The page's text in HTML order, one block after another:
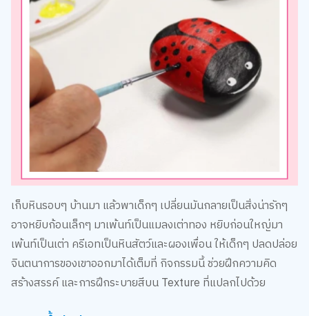
เก็บหินรอบๆ บ้านมา แล้วพาเด็กๆ เปลี่ยนมันกลายเป็นสิ่งน่ารักๆ
อาจหยิบก้อนเล็กๆ มาเพ้นท์เป็นแมลงเต่าทอง หยิบก่อนใหญ่มา
เพ้นท์เป็นเต่า ครีเอทเป็นหินสัตว์และผองเพื่อน ให้เด็กๆ ปลดปล่อย
จินตนาการของเขาออกมาได้เต็มที่ กิจกรรมนี้ ช่วยฝึกความคิด
สร้างสรรค์ และการฝึกระบายสีบน Texture ที่แปลกไปด้วย
8. ดินน้ำมันนับเลข